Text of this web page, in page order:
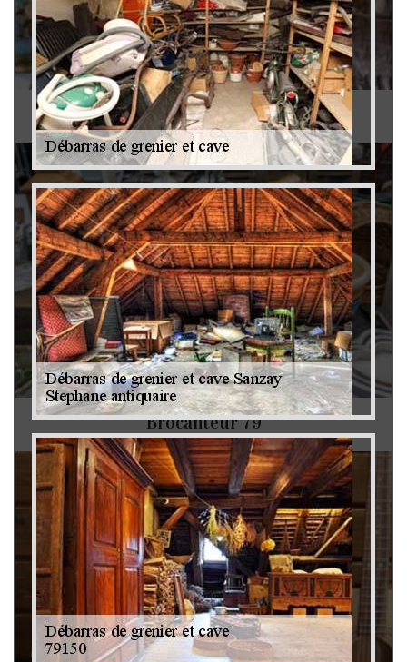
Antiquaire 79
Brocanteur 79